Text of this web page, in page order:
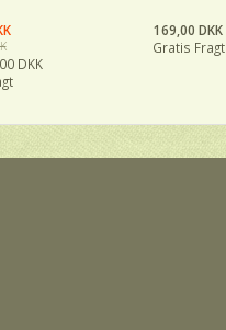
DKK
169,00 DKK
Gratis Fragt